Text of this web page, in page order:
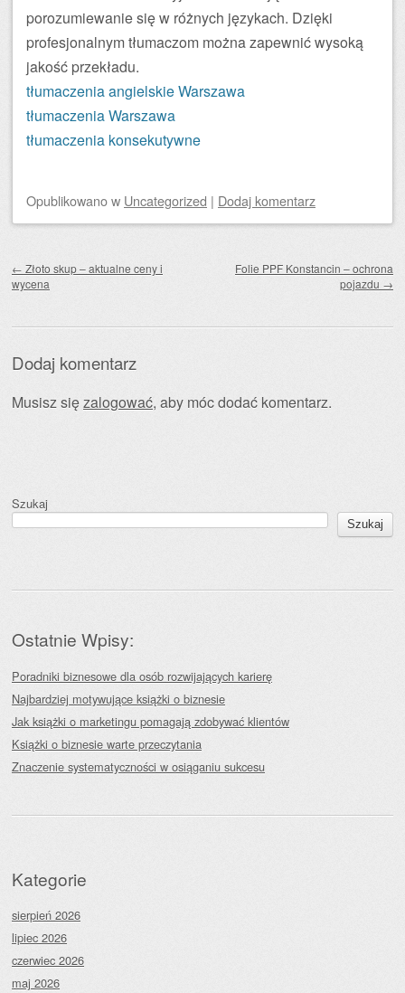
porozumiewanie się w różnych językach. Dzięki
profesjonalnym tłumaczom można zapewnić wysoką
jakość przekładu.
tłumaczenia angielskie Warszawa
tłumaczenia Warszawa
tłumaczenia konsekutywne
Opublikowanow Uncategorized | Dodaj komentarz
← Złoto skup – aktualne ceny i
wycena
Folie PPF Konstancin – ochrona
pojazdu →
Dodaj komentarz
Musisz sięzalogować, aby móc dodać komentarz.
Szukaj
Szukaj
Ostatnie Wpisy:
Poradniki biznesowe dla osób rozwijających karierę
Najbardziej motywujące książki o biznesie
Jak książki o marketingu pomagają zdobywać klientów
Książki o biznesie warte przeczytania
Znaczenie systematyczności w osiąganiu sukcesu
Kategorie
sierpień 2026
lipiec 2026
czerwiec 2026
maj 2026